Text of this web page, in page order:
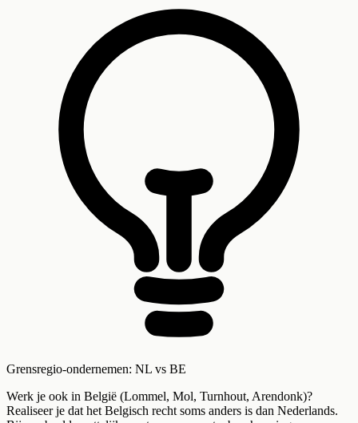
Grensregio-ondernemen: NL vs BE
Werk je ook in België (Lommel, Mol, Turnhout, Arendonk)?
Realiseer je dat het Belgisch recht soms anders is dan Nederlands.